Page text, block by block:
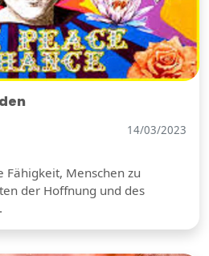
14/03/2023
Menschen zu
der Hoffnung und des